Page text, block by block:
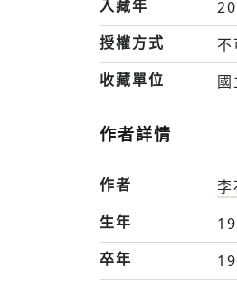
入藏年
授權方式
收藏單位
作者詳情
作者
李
生年
卒年